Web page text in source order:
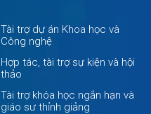
Tài trợ dự án Khoa học và
Công nghệ
Hợp tác, tài trợ sự kiện và hội
thảo
Tài trợ khóa học ngắn hạn và
giáo sư thỉnh giảng